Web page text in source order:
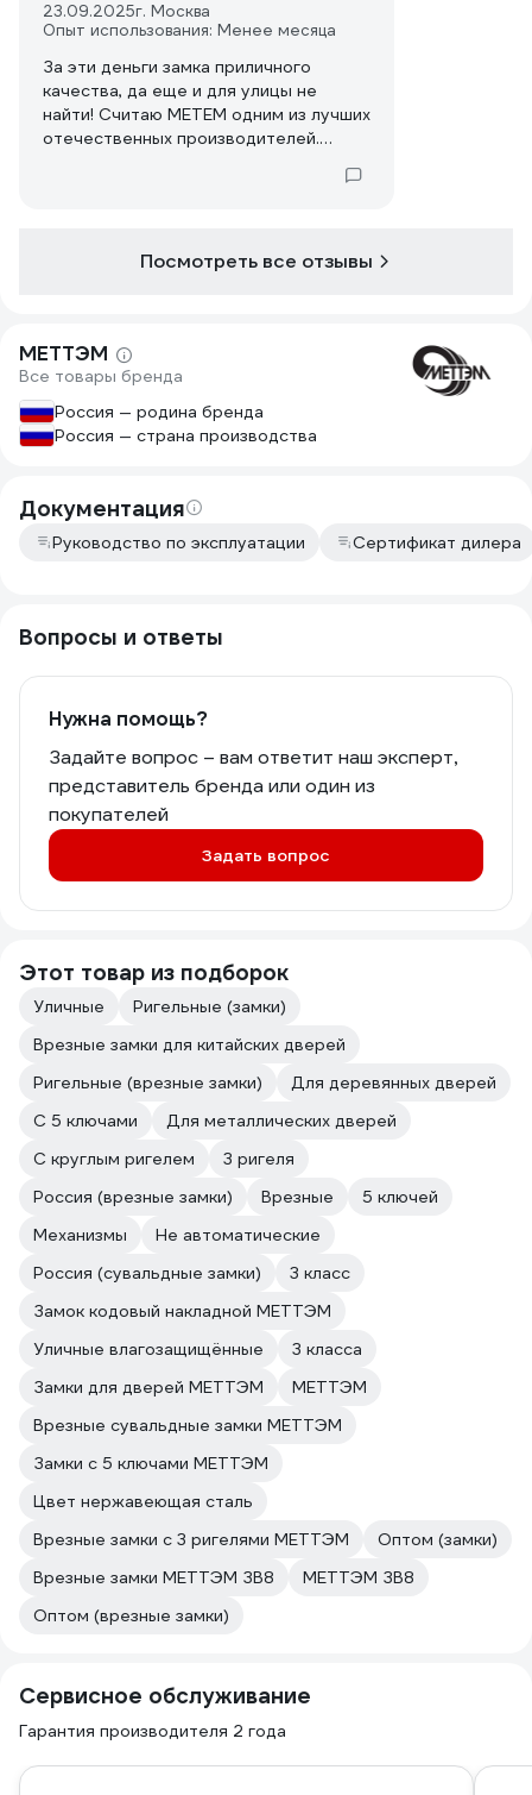
23.09.2025г. Москва
Опыт использования: Менее месяца
За эти деньги замка приличного
качества, да еще и для улицы не
найти! Считаю МЕТЕМ одним из лучших
отечественных производителей.
Посмотреть все отзывы
МЕТТЭМ
Все товары бренда
Россия — родина бренда
Россия — страна производства
Документация
Руководство по эксплуатации Сертификат дилера
Вопросы и ответы
Нужна помощь?
Задайте вопрос – вам ответит наш эксперт,
представитель бренда или один из
покупателей
Задать вопрос
Этот товар из подборок
Уличные
Ригельные (замки)
Врезные замки для китайских дверей
Ригельные (врезные замки)
Для деревянных дверей
С 5 ключами
Для металлических дверей
С круглым ригелем
3 ригеля
Россия (врезные замки)
Врезные
5 ключей
Механизмы
Не автоматические
Россия (сувальдные замки)
3 класс
Замок кодовый накладной МЕТТЭМ
Уличные влагозащищённые
3 класса
Замки для дверей МЕТТЭМ
МЕТТЭМ
Врезные сувальдные замки МЕТТЭМ
Замки с 5 ключами МЕТТЭМ
Цвет нержавеющая сталь
Врезные замки с 3 ригелями МЕТТЭМ
Оптом (замки)
Врезные замки МЕТТЭМ ЗВ8
МЕТТЭМ ЗВ8
Оптом (врезные замки)
Сервисное обслуживание
Гарантия производителя 2 года